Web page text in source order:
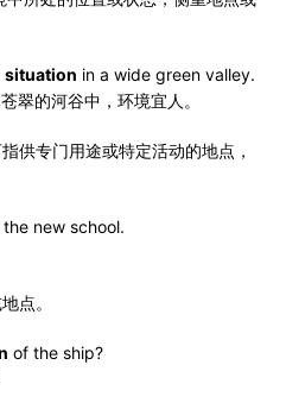
situation in a wide green valley.
翠的河谷中，环境宜人。
供专门用途或特定活动的地点，
new school.
点。
of the ship?